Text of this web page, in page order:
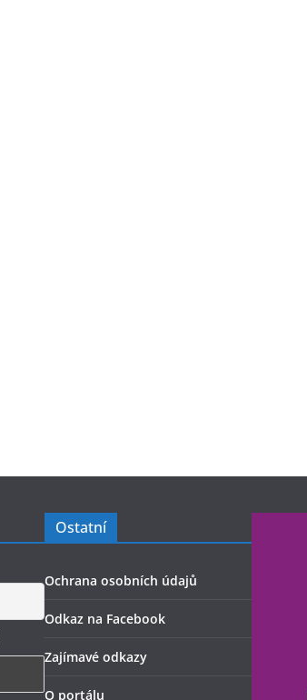
Ostatní
Ochrana osobních údajů
Odkaz na Facebook
Zajímavé odkazy
O portálu